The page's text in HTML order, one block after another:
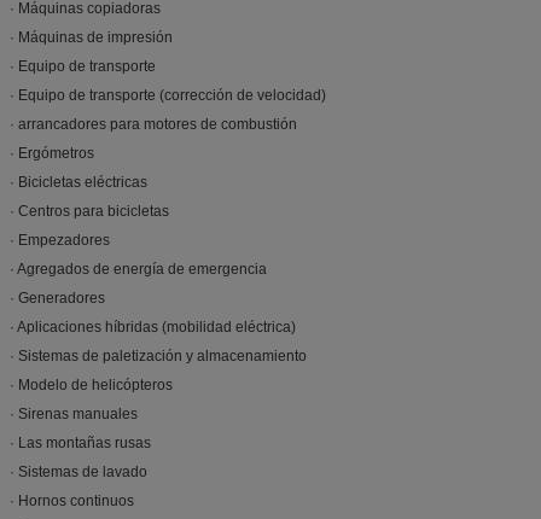
· Máquinas copiadoras
· Máquinas de impresión
· Equipo de transporte
· Equipo de transporte (corrección de velocidad)
· arrancadores para motores de combustión
· Ergómetros
· Bicicletas eléctricas
· Centros para bicicletas
· Empezadores
· Agregados de energía de emergencia
· Generadores
· Aplicaciones híbridas (mobilidad eléctrica)
· Sistemas de paletización y almacenamiento
· Modelo de helicópteros
· Sirenas manuales
· Las montañas rusas
· Sistemas de lavado
· Hornos continuos